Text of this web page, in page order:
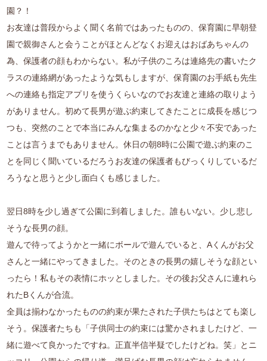
園？！
お友達は普段からよく聞く名前ではあったものの、保育園に早朝登
園で親御さんと会うことがほとんどなくお迎えはおばあちゃんの
為、保護者の顔もわからない。私が子供のころは連絡先の書いたク
ラスの連絡網があったような気もしますが、保育園のお手紙も先生
への連絡も指定アプリを使うくらいなのでお友達と連絡の取りよう
がありません。初めて長男が遊ぶ約束してきたことに成長を感じつ
つも、突然のことで本当にみんな集まるのかなと少々不安であった
ことは言うまでもありません。休日の朝8時に公園で遊ぶ約束のこ
とを同じく聞いているだろうお友達の保護者もびっくりしているだ
ろうなと思うと少し面白くも感じました。
翌日8時を少し過ぎて公園に到着しました。誰もいない。少し悲し
そうな長男の顔。
遊んで待ってようかと一緒にボールで遊んでいると、Aくんがお父
さんと一緒にやってきました。そのときの長男の嬉しそうな顔とい
ったら！私もその表情にホッとしました。その後お父さんに連れら
れたBくんが合流。
全員は揃わなかったものの約束が果たされた子供たちはとても楽し
そう。保護者たちも「子供同士の約束には驚かされましたけど、一
緒に遊べて良かったですね。正直半信半疑でしたけどね。笑」とニ